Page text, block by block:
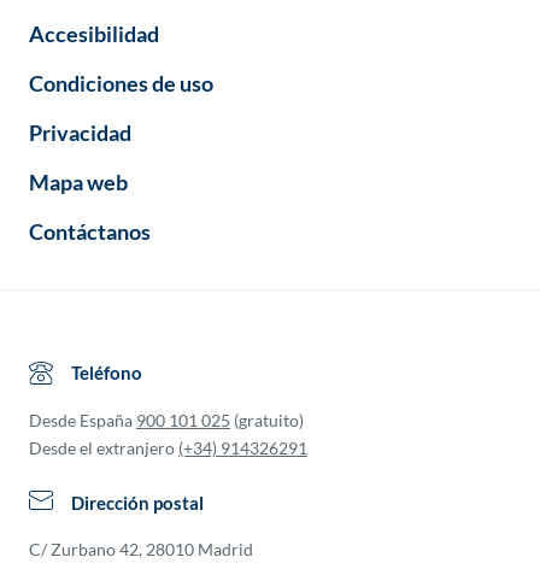
Accesibilidad
Condiciones de uso
Privacidad
Mapa web
Contáctanos
Teléfono
Desde España 900 101 025 (gratuito)
Desde el extranjero (+34) 914326291
Dirección postal
C/ Zurbano 42, 28010 Madrid